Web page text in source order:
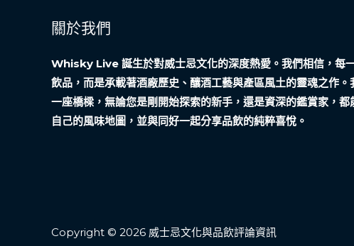
關於我們
Whisky Live 誕生於對威士忌文化的深度熱愛。我們相信，每
飲品，而是承載著酒廠歷史、釀酒工藝與產區風土的靈魂之作。
一座橋樑，無論您是剛開始探索的新手，還是資深的鑑賞家，都
自己的風味地圖，並與同好一起分享品飲的純粹喜悅。
Copyright © 2026 威士忌文化與品飲評論資訊